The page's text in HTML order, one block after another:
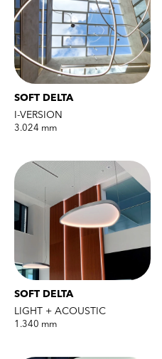
SOFT DELTA
I-VERSION
3.024 mm
SOFT DELTA
LIGHT + ACOUSTIC
1.340 mm